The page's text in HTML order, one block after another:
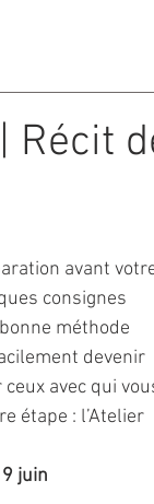
Récit
avant
consignes
méthode
devenir
avec qui
étape : l’Atelier
juin